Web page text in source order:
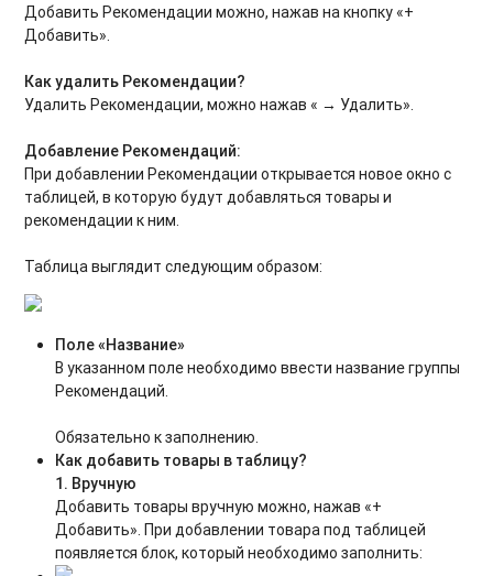
Добавить Рекомендации можно, нажав на кнопку «+
Добавить».
Как удалить Рекомендации?
Удалить Рекомендации, можно нажав « → Удалить».
Добавление Рекомендаций:
При добавлении Рекомендации открывается новое окно с
таблицей, в которую будут добавляться товары и
рекомендации к ним.
Таблица выглядит следующим образом:
Поле «Название»
В указанном поле необходимо ввести название группы
Рекомендаций.
Обязательно к заполнению.
Как добавить товары в таблицу?
1. Вручную
Добавить товары вручную можно, нажав «+
Добавить». При добавлении товара под таблицей
появляется блок, который необходимо заполнить: